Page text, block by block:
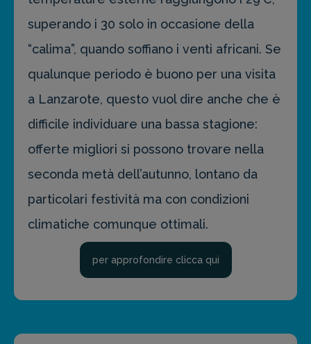
superando i 30 solo in occasione della
“calima”, quando soffiano i venti africani. Se
qualunque periodo è buono per una visita
a Lanzarote, questo vuol dire anche che è
difficile individuare una bassa stagione:
offerte migliori si possono trovare nella
seconda metà dell’autunno, lontano da
particolari festività ma con condizioni
climatiche comunque ottimali.
per approfondire clicca qui